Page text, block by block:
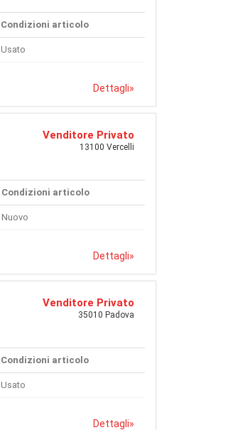
Condizioni articolo
Usato
Dettagli»
Venditore Privato
13100 Vercelli
Condizioni articolo
Nuovo
Dettagli»
Venditore Privato
35010 Padova
Condizioni articolo
Usato
Dettagli»